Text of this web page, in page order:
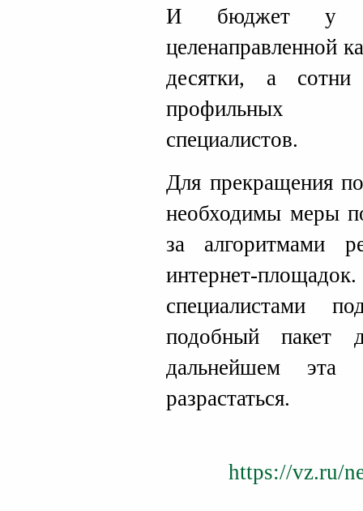
И бюджет у
целенаправленной
десятки, а
профильных
специалистов.
Для прекращения
необходимы меры
за алгоритмами
интернет-
специалистами
подобный пакет
дальнейшем эта
разрастаться.
https://vz.ru/